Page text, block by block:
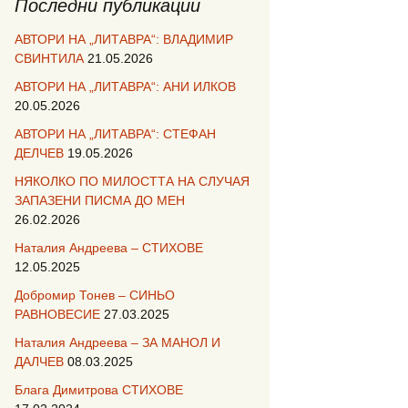
Последни публикации
АВТОРИ НА „ЛИТАВРА“: ВЛАДИМИР
СВИНТИЛА 21.05.2026
АВТОРИ НА „ЛИТАВРА“: АНИ ИЛКОВ
20.05.2026
АВТОРИ НА „ЛИТАВРА“: СТЕФАН
ДЕЛЧЕВ 19.05.2026
НЯКОЛКО ПО МИЛОСТТА НА СЛУЧАЯ
ЗАПАЗЕНИ ПИСМА ДО МЕН
26.02.2026
Наталия Андреева – СТИХОВЕ
12.05.2025
Добромир Тонев – СИНЬО
РАВНОВЕСИЕ 27.03.2025
Наталия Андреева – ЗА МАНОЛ И
ДАЛЧЕВ 08.03.2025
Блага Димитрова СТИХОВЕ